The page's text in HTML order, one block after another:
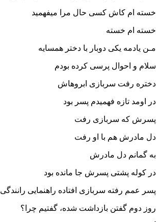
خسته ام کاش کسی حال مرا میفهمید
خسته ام خسته
مـن یادمه یکی دوبار با دختر همسایه
سلام و احوال پرسی کرده بودم
دختره رفت سربازی ابروهاش
در اومد تازه فهمیدم پسر بود
پسرش که سربازی رفت
دل مادرش هم با او رفت
به گمانم دل مادرش
در کوله پشتی پسرش جا مانده بود
پسر عمم رفته سربازی افتاده راهنمایی رانندگی‌
روز دوم گفتن بازداشت شده، گفتیم چرا؟